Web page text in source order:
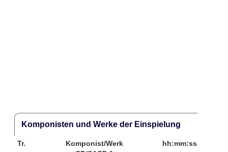
Komponisten und Werke der Einspielung
Tr. Komponist/Werk
hh:mm:ss